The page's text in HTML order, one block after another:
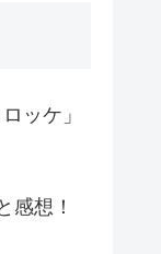
ッケ」
感想！